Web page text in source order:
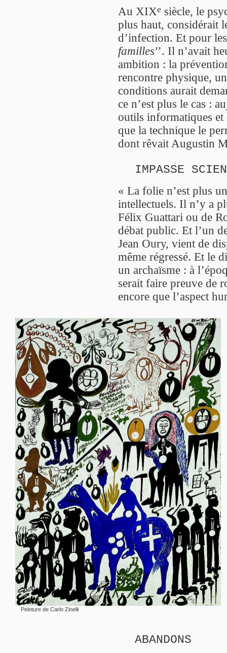
Au XIXe siècle, le
plus haut, considérait
d’infection. Et pour les
familles’’. Il n’avait
ambition : la
rencontre physique,
conditions aurait
ce n’est plus le cas :
outils informatiques et
que la technique le
dont rêvait Augustin
IMPASSE
« La folie n’est plus
intellectuels. Il n’y a
Félix Guattari ou de
débat public. Et l’un
Jean Oury, vient de
même régressé. Et le
un archaïsme : à
serait faire preuve de
encore que l’aspect
Peinture de Carlo Zinelli
ABANDONS